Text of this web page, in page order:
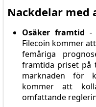
Nackdelar med
Osäker framtid -
Filecoin kommer
femåriga
framtida priset på
marknaden för
kommer att
omfattande